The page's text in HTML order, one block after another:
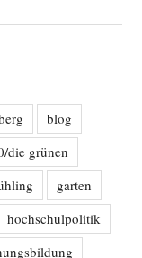
blog
die grünen
garten
hochschulpolitik